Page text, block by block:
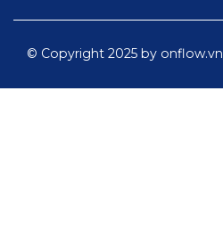
© Copyright 2025 by onflow.vn